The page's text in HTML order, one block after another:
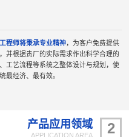
程师将秉承专业精神，为客户免费提供
并根据贵厂的实际需求作出科学合理的
工艺流程等系统之整体设计与规划，使
最经济、最有效。
2
产品应用领域
APPLICATION AREA